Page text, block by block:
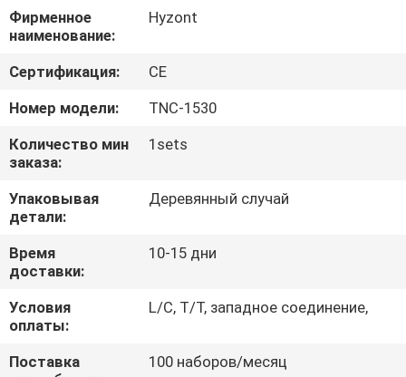
ПУТЕШЕСТВИЕ
ФАБРИКИ
ПРОВЕРКА
КАЧЕСТВА
СПРОСИТЕ
ЦИТАТУ
КАРТА
САЙТА
Фирменное
наименование:
Hyzont
Сертификация:
CE
Номер модели:
TNC-1530
Количество мин
заказа:
1sets
Упаковывая
детали:
Деревянный случай
Время
доставки:
10-15 дни
Условия
оплаты:
L/C, T/T, западное соединение,
Поставка
100 наборов/месяц